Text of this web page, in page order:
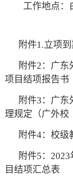
工作地点：
附件1.立项
附件2：广东
项目结项报告书
附件3：广东
理规定（广外校
附件4：校级
附件5： 2023
目结项汇总表